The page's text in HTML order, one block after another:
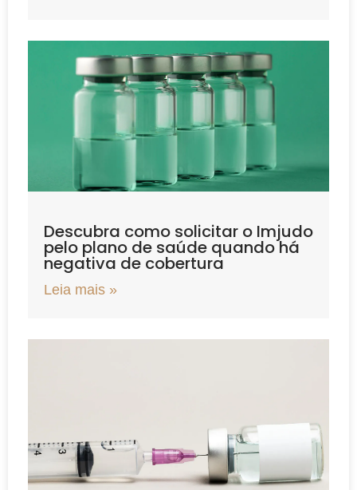
Descubra como solicitar o Imjudo
pelo plano de saúde quando há
negativa de cobertura
Leia mais »